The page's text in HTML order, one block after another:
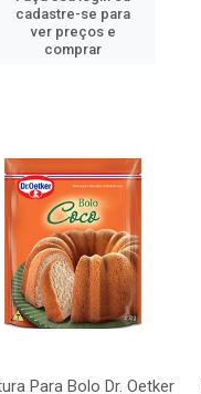
cadastre-se para
ver preços e
comprar
Para Bolo Dr. Oetker